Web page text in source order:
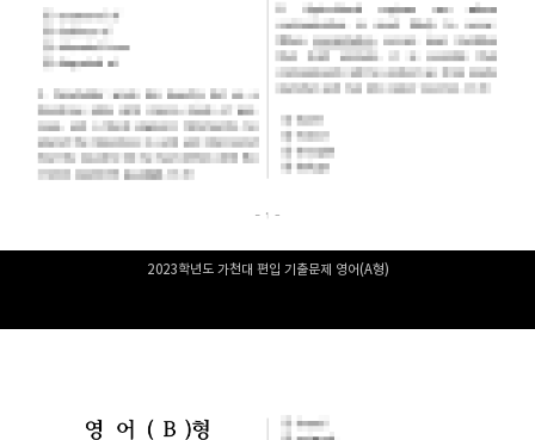
2023학년도 가천대 편입 기출문제 영어(A형)